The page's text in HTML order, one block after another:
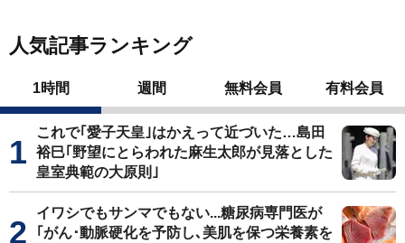
人気記事ランキング
1時間 週間 無料会員 有料会員
これで｢愛子天皇｣はかえって近づいた…島田
裕巳｢野望にとらわれた麻生太郎が見落とした
皇室典範の大原則｣
イワシでもサンマでもない...糖尿病専門医が
｢がん･動脈硬化を予防し､美肌を保つ栄養素を